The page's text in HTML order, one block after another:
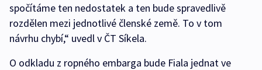
spočítáme ten nedostatek a ten bude spravedlivě
rozdělen mezi jednotlivé členské země. To v tom
návrhu chybí,“ uvedl v ČT Síkela.
O odkladu z ropného embarga bude Fiala jednat ve